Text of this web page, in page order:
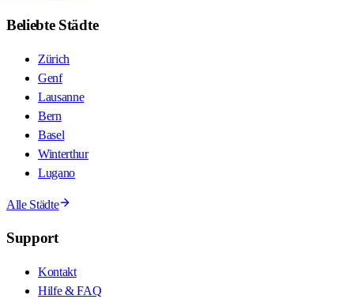
Beliebte Städte
Zürich
Genf
Lausanne
Bern
Basel
Winterthur
Lugano
Alle Städte
Support
Kontakt
Hilfe & FAQ